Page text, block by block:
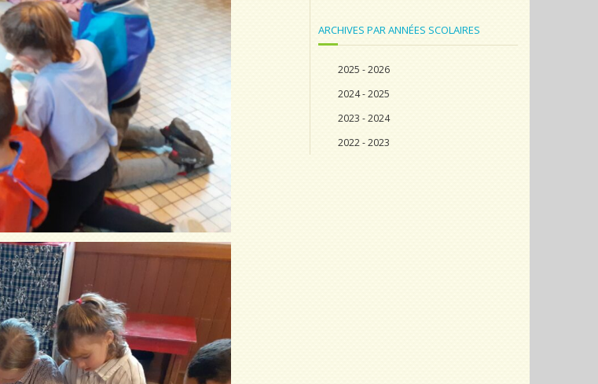
ARCHIVES PAR ANNÉES SCOLAIRES
2025 - 2026
2024 - 2025
2023 - 2024
2022 - 2023